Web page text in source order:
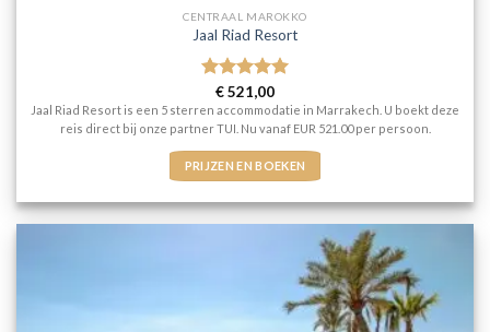
CENTRAAL MAROKKO
Jaal Riad Resort
Gewaardeerd
5uit 5
€521,00
Jaal Riad Resort is een 5 sterren accommodatie in Marrakech. U boekt deze
reis direct bij onze partner TUI. Nu vanaf EUR 521.00 per persoon.
PRIJZEN EN BOEKEN